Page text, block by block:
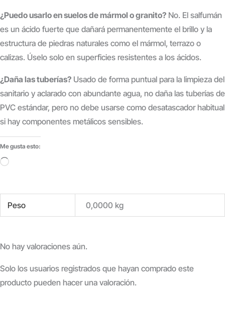
¿Puedo usarlo en suelos de mármol o granito? No. El salfumán
es un ácido fuerte que dañará permanentemente el brillo y la
estructura de piedras naturales como el mármol, terrazo o
calizas. Úselo solo en superficies resistentes a los ácidos.
¿Daña las tuberías? Usado de forma puntual para la limpieza del
sanitario y aclarado con abundante agua, no daña las tuberías de
PVC estándar, pero no debe usarse como desatascador habitual
si hay componentes metálicos sensibles.
Me gusta esto:
Cargando...
Peso 0,0000 kg
No hay valoraciones aún.
Solo los usuarios registrados que hayan comprado este
producto pueden hacer una valoración.